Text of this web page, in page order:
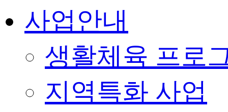
사업안내
생활체육 프로
지역특화 사업